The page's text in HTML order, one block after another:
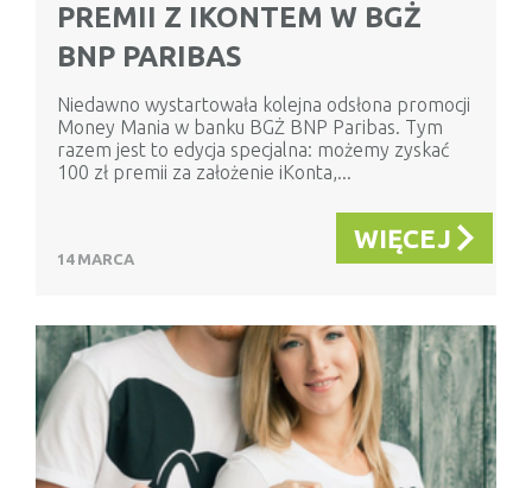
PREMII Z IKONTEM W BGŻ
BNP PARIBAS
Niedawno wystartowała kolejna odsłona promocji
Money Mania w banku BGŻ BNP Paribas. Tym
razem jest to edycja specjalna: możemy zyskać
100 zł premii za założenie iKonta,...
14 MARCA
WIĘCEJ